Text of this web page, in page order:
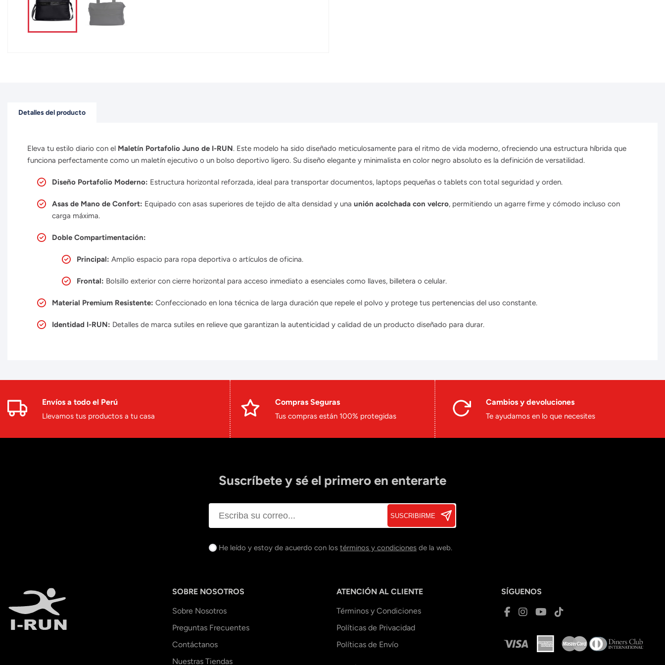
Detalles del producto
Eleva tu estilo diario con el Maletín Portafolio Juno de I-RUN. Este modelo ha sido diseñado meticulosamente para el ritmo de vida moderno, ofreciendo una estructura híbrida que
funciona perfectamente como un maletín ejecutivo o un bolso deportivo ligero. Su diseño elegante y minimalista en color negro absoluto es la definición de versatilidad.
Diseño Portafolio Moderno: Estructura horizontal reforzada, ideal para transportar documentos, laptops pequeñas o tablets con total seguridad y orden.
Asas de Mano de Confort: Equipado con asas superiores de tejido de alta densidad y una unión acolchada con velcro, permitiendo un agarre firme y cómodo incluso con
carga máxima.
Doble Compartimentación:
Principal: Amplio espacio para ropa deportiva o artículos de oficina.
Frontal: Bolsillo exterior con cierre horizontal para acceso inmediato a esenciales como llaves, billetera o celular.
Material Premium Resistente: Confeccionado en lona técnica de larga duración que repele el polvo y protege tus pertenencias del uso constante.
Identidad I-RUN: Detalles de marca sutiles en relieve que garantizan la autenticidad y calidad de un producto diseñado para durar.
Envíos a todo el Perú
Llevamos tus productos a tu casa
Compras Seguras
Tus compras están 100% protegidas
Cambios y devoluciones
Te ayudamos en lo que necesites
Suscríbete y sé el primero en enterarte
SUSCRIBIRME
He leído y estoy de acuerdo con los términos y condiciones de la web.
SOBRE NOSOTROS
Sobre Nosotros
Preguntas Frecuentes
Contáctanos
Nuestras Tiendas
ATENCIÓN AL CLIENTE
Términos y Condiciones
Políticas de Privacidad
Políticas de Envío
SÍGUENOS